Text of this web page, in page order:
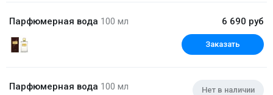
Парфюмерная вода 100 мл 6 690 руб
Заказать
Парфюмерная вода 100 мл
Нет в наличии